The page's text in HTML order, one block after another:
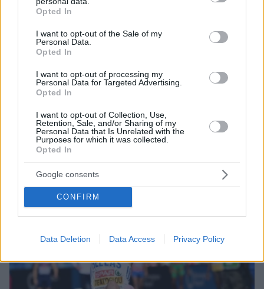
grant or deny consent to Google and its third-party tags to
use your data for below specified purposes in below Google
consent section.
Opted In
I want to opt-out of the Sale of my
Personal Data.
Opted In
I want to opt-out of processing my
Personal Data for Targeted Advertising.
Opted In
I want to opt-out of Collection, Use,
Retention, Sale, and/or Sharing of my
Personal Data that Is Unrelated with the
Purposes for which it was collected.
Opted In
Google consents
CONFIRM
Data Deletion Data Access Privacy Policy
να ζήσεις μετά την σύνταξη, ανάμεσά τους και
τέσσερις πόλεις της Ελλάδας
10.08.2026, 11:37